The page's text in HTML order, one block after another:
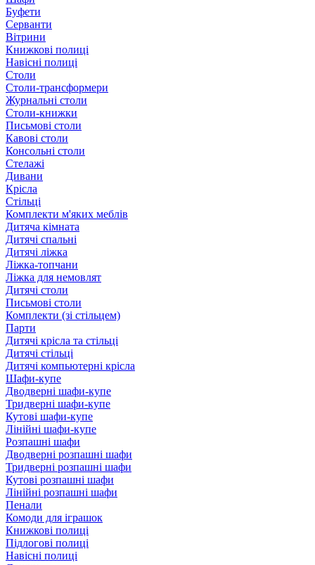
Буфети
Серванти
Вітрини
Книжкові полиці
Навісні полиці
Столи
Столи-трансформери
Журнальні столи
Столи-книжки
Письмові столи
Кавові столи
Консольні столи
Стелажі
Дивани
Крісла
Стільці
Комплекти м'яких меблів
Дитяча кімната
Дитячі спальні
Дитячі ліжка
Ліжка-топчани
Ліжка для немовлят
Дитячі столи
Письмові столи
Комплекти (зі стільцем)
Парти
Дитячі крісла та стільці
Дитячі стільці
Дитячі компьютерні крісла
Шафи-купе
Дводверні шафи-купе
Тридверні шафи-купе
Кутові шафи-купе
Лінійні шафи-купе
Розпашні шафи
Дводверні розпашні шафи
Тридверні розпашні шафи
Кутові розпашні шафи
Лінійні розпашні шафи
Пенали
Комоди для іграшок
Книжкові полиці
Підлогові полиці
Навісні полиці